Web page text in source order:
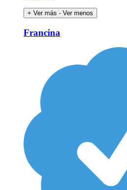
+ Ver más - Ver menos
Francina